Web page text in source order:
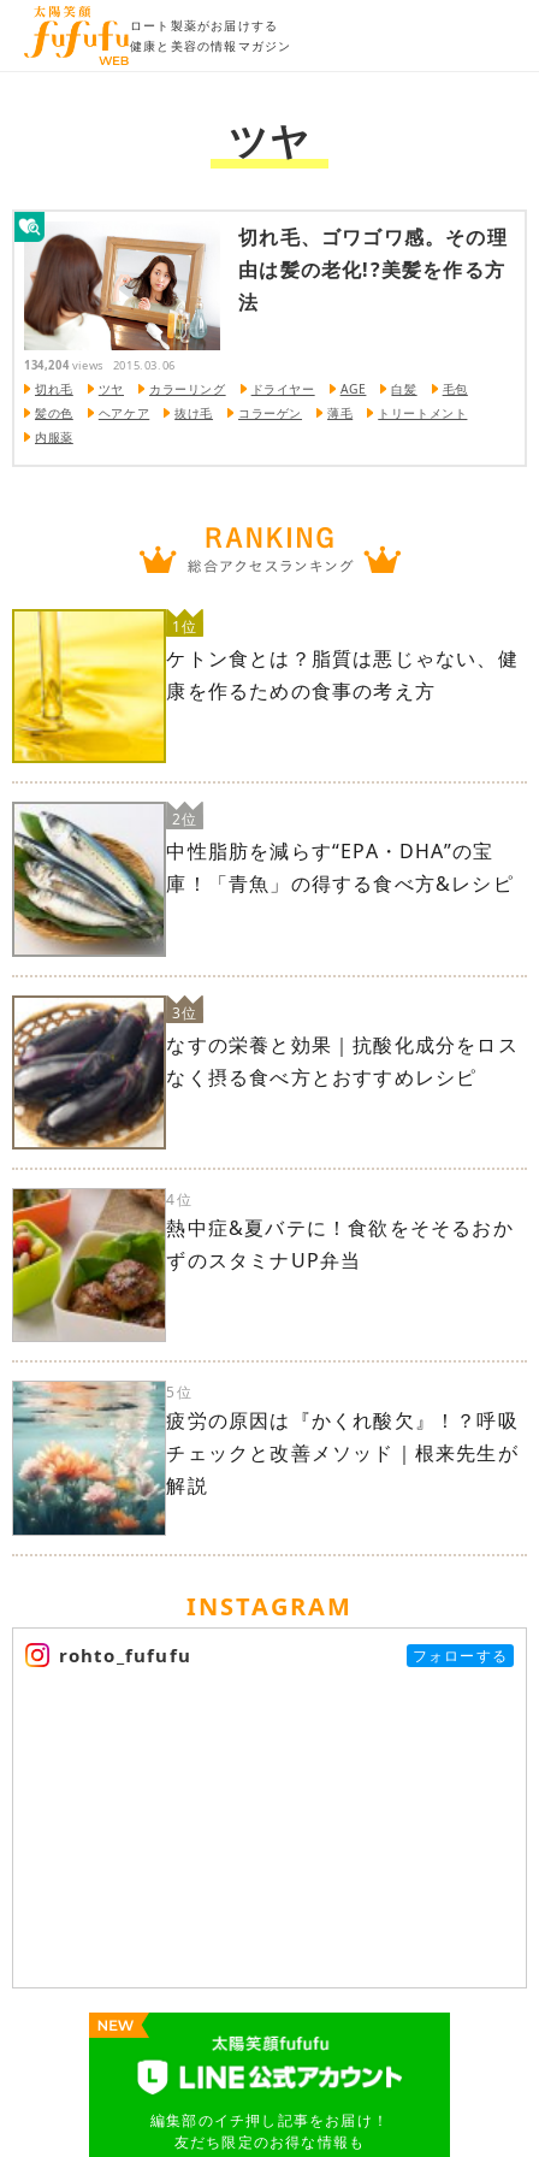
ロート製薬がお届けする
健康と美容の情報マガジン
ツヤ
切れ毛、ゴワゴワ感。その理
由は髪の老化!?美髪を作る方
法
134,204 views 2015.03.06
切れ毛 ツヤ カラーリング ドライヤー AGE 白髪
毛包
髪の色
ヘアケア 抜け毛 コラーゲン 薄毛
トリートメント
内服薬
1位
ケトン食とは？脂質は悪じゃない、健
康を作るための食事の考え方
2位
中性脂肪を減らす“EPA・DHA”の宝
庫！「青魚」の得する食べ方&レシピ
3位
なすの栄養と効果｜抗酸化成分をロス
なく摂る食べ方とおすすめレシピ
4位
熱中症&夏バテに！食欲をそそるおか
ずのスタミナUP弁当
5位
疲労の原因は『かくれ酸欠』！？呼吸
チェックと改善メソッド｜根来先生が
解説
INSTAGRAM
rohto_fufufu フォローする
編集部のイチ押し記事をお届け！
友だち限定のお得な情報も